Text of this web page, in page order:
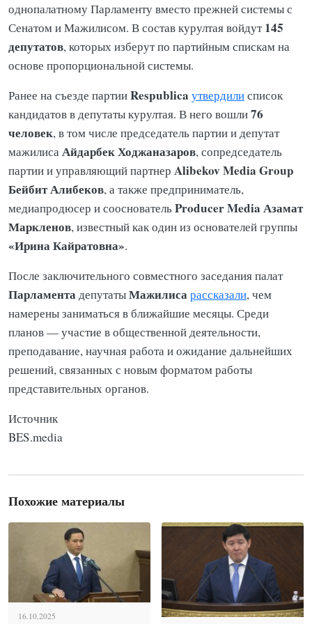
однопалатному Парламенту вместо прежней системы с
Сенатом и Мажилисом. В состав курултая войдут145
депутатов, которых изберут по партийным спискам на
основе пропорциональной системы.
Ранее на съезде партииRespublica утвердилисписок
кандидатов в депутаты курултая. В него вошли76
человек, в том числе председатель партии и депутат
мажилисаАйдарбек Ходжаназаров, сопредседатель
партии и управляющий партнер Alibekov Media Group
Бейбит Алибеков, а также предприниматель,
медиапродюсер и соосновательProducer Media Азамат
Маркленов, известный как один из основателей группы
«Ирина Кайратовна».
После заключительного совместного заседания палат
ПарламентадепутатыМажилисарассказали, чем
намерены заниматься в ближайшие месяцы. Среди
планов — участие в общественной деятельности,
преподавание, научная работа и ожидание дальнейших
решений, связанных с новым форматом работы
представительных органов.
Источник
BES.media
Похожие материалы
16.10.2025